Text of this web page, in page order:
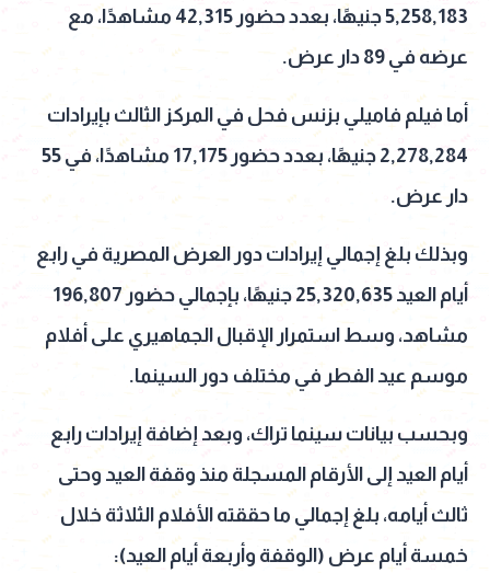
5,258,183 جنيهًا، بعدد حضور 42,315 مشاهدًا، مع
عرضه في 89 دار عرض.
أما فيلم فاميلي بزنس فحل في المركز الثالث بإيرادات
2,278,284 جنيهًا، بعدد حضور 17,175 مشاهدًا، في 55
دار عرض.
وبذلك بلغ إجمالي إيرادات دور العرض المصرية في رابع
أيام العيد 25,320,635 جنيهًا، بإجمالي حضور 196,807
مشاهد، وسط استمرار الإقبال الجماهيري على أفلام
موسم عيد الفطر في مختلف دور السينما.
وبحسب بيانات سينما تراك، وبعد إضافة إيرادات رابع
أيام العيد إلى الأرقام المسجلة منذ وقفة العيد وحتى
ثالث أيامه، بلغ إجمالي ما حققته الأفلام الثلاثة خلال
خمسة أيام عرض (الوقفة وأربعة أيام العيد):